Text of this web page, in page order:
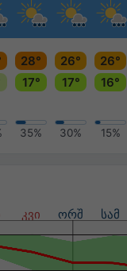
28° 26° 26°
17° 17° 16°
35% 30% 15%
კვი ორშ სამ